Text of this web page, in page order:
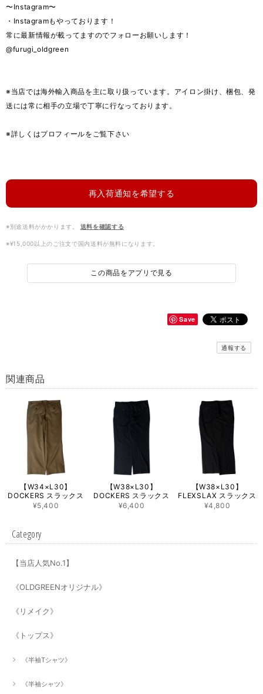
〜Instagram〜
・Instagramもやっております！
常に最新情報が載ってますのでフォローお願いします！
@furugi_oldgreen
※当店では海外輸入商品を主に取り扱っています。アイロン掛け、梱包、発
送には常に相手の立場で丁寧に行なっております。
※詳しくはプロフィールをご覧下さい
再入荷通知を希望する
※別途送料がかかります。 送料を確認する
※¥15,000以上のご注文で国内送料が無料になります。
この商品をアプリで見る
Save
通報する
関連商品
【W34×L30】
DOCKERS スラックス
¥5,400
【W38×L30】
DOCKERS スラックス
¥6,400
【W38×L30】
FLEXSLAX スラックス
¥4,800
Category
【当店人気No.1】
《OLDGREENオリジナル》
《リメイク》
《トップス》
《半袖Tシャツ》
《半袖シャツ》